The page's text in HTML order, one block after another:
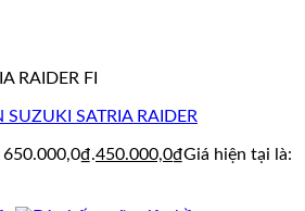
RAIDER FI
SUZUKI SATRIA RAIDER
650.000,0₫.450.000,0₫Giá hiện tại là: